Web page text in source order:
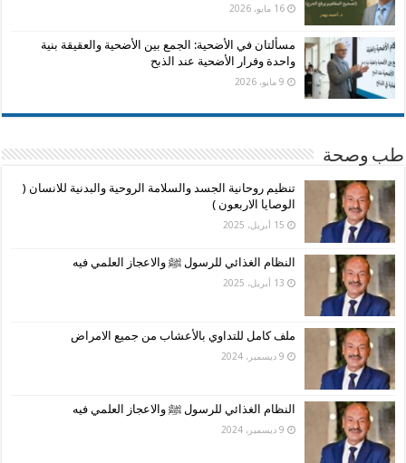
16 مايو، 2026
مسألتان في الأضحية: الجمع بين الأضحية والعقيقة بنية
واحدة وفرار الأضحية عند الذبح
9 مايو، 2026
طب وصحة
تنظيم روحانية الجسد والسلامة الروحية والبدنية للانسان (
الوصايا الاربعون )
15 أبريل، 2025
النظام الغذائي للرسول ﷺ والاعجاز العلمي فيه
13 أبريل، 2025
ملف كامل للتداوي بالأعشاب من جميع الامراض
9 ديسمبر، 2024
النظام الغذائي للرسول ﷺ والاعجاز العلمي فيه
9 ديسمبر، 2024